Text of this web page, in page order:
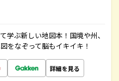
学ぶ新しい地図本！国境や州、
をなぞって脳もイキイキ！
詳細を見る